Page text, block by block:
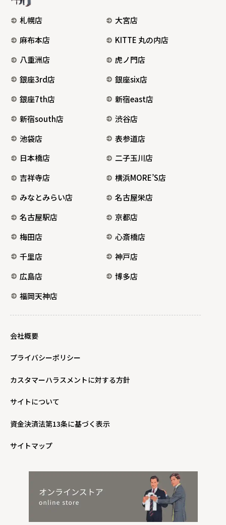
札幌店
大宮店
麻布本店
KITTE 丸の内店
八重洲店
虎ノ門店
銀座3rd店
銀座six店
銀座7th店
新宿east店
新宿south店
渋谷店
池袋店
表参道店
日本橋店
二子玉川店
吉祥寺店
横浜MORE’S店
みなとみらい店
名古屋栄店
名古屋駅店
京都店
梅田店
心斎橋店
千里店
神戸店
広島店
博多店
福岡天神店
会社概要
プライバシーポリシー
カスタマーハラスメントに対する方針
サイトについて
資金決済法第13条に基づく表示
サイトマップ